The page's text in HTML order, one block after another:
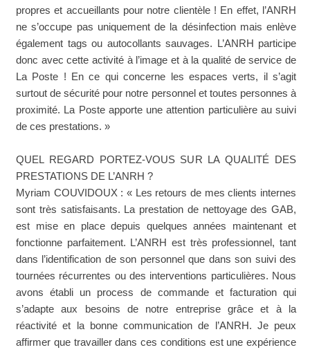
propres et accueillants pour notre clientèle ! En effet, l’ANRH
ne s’occupe pas uniquement de la désinfection mais enlève
également tags ou autocollants sauvages. L’ANRH participe
donc avec cette activité à l’image et à la qualité de service de
La Poste ! En ce qui concerne les espaces verts, il s’agit
surtout de sécurité pour notre personnel et toutes personnes à
proximité. La Poste apporte une attention particulière au suivi
de ces prestations. »
QUEL REGARD PORTEZ-VOUS SUR LA QUALITÉ DES
PRESTATIONS DE L’ANRH ?
Myriam COUVIDOUX : « Les retours de mes clients internes
sont très satisfaisants. La prestation de nettoyage des GAB,
est mise en place depuis quelques années maintenant et
fonctionne parfaitement. L’ANRH est très professionnel, tant
dans l’identification de son personnel que dans son suivi des
tournées récurrentes ou des interventions particulières. Nous
avons établi un process de commande et facturation qui
s’adapte aux besoins de notre entreprise grâce et à la
réactivité et la bonne communication de l’ANRH. Je peux
affirmer que travailler dans ces conditions est une expérience